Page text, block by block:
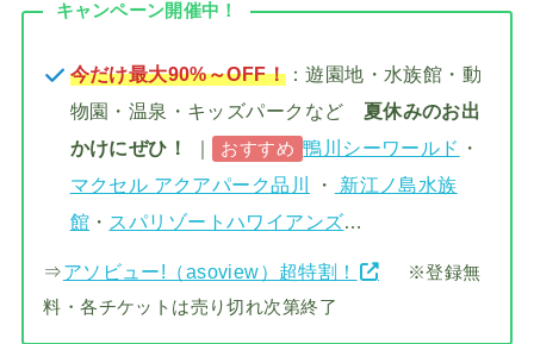
キャンペーン開催中！
今だけ最大90%～OFF！：遊園地・水族館・動
物園・温泉・キッズパークなど 夏休みのお出
かけにぜひ！
｜ おすすめ 鴨川シーワールド ・
マクセル アクアパーク品川
・
新江ノ島水族
館 ・ スパリゾートハワイアンズ…
⇒アソビュー!（asoview）超特割！
※登録無
料・各チケットは売り切れ次第終了